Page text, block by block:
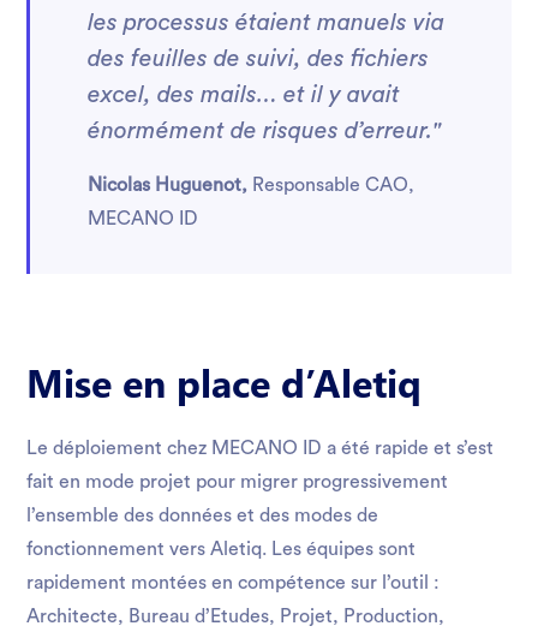
les processus étaient manuels via
des feuilles de suivi, des fichiers
excel, des mails… et il y avait
énormément de risques d’erreur."
Nicolas Huguenot, Responsable CAO,
MECANO ID
Mise en place d’Aletiq
Le déploiement chez MECANO ID a été rapide et s’est
fait en mode projet pour migrer progressivement
l’ensemble des données et des modes de
fonctionnement vers Aletiq. Les équipes sont
rapidement montées en compétence sur l’outil :
Architecte, Bureau d’Etudes, Projet, Production,